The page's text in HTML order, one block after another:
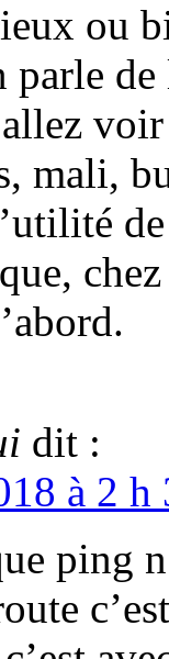
ou
voir
mali,
dit :
à 2
ping